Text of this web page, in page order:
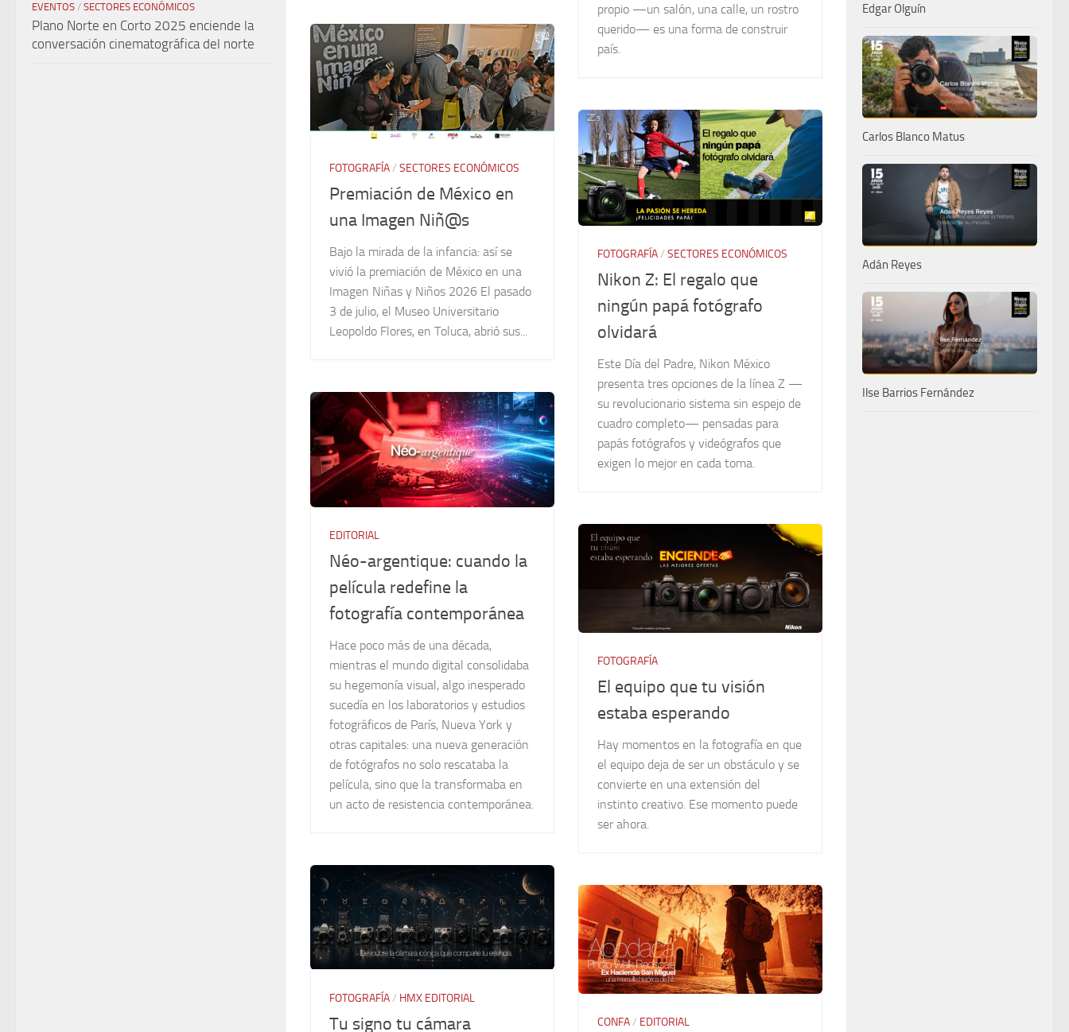
propio —un salón, una calle, un rostro
querido— es una forma de construir
país.
FOTOGRAFÍA/ SECTORES ECONÓMICOS
Premiación de México en
una Imagen Niñ@s
Bajo la mirada de la infancia: así se
vivió la premiación de México en una
Imagen Niñas y Niños 2026 El pasado
3 de julio, el Museo Universitario
Leopoldo Flores, en Toluca, abrió sus...
FOTOGRAFÍA/ SECTORES ECONÓMICOS
Nikon Z: El regalo que
ningún papá fotógrafo
olvidará
Este Día del Padre, Nikon México
presenta tres opciones de la línea Z —
su revolucionario sistema sin espejo de
cuadro completo— pensadas para
papás fotógrafos y videógrafos que
exigen lo mejor en cada toma.
EDITORIAL
Néo-argentique: cuando la
película redefine la
fotografía contemporánea
Hace poco más de una década,
mientras el mundo digital consolidaba
su hegemonía visual, algo inesperado
sucedía en los laboratorios y estudios
fotográficos de París, Nueva York y
otras capitales: una nueva generación
de fotógrafos no solo rescataba la
película, sino que la transformaba en
un acto de resistencia contemporánea.
FOTOGRAFÍA
El equipo que tu visión
estaba esperando
Hay momentos en la fotografía en que
el equipo deja de ser un obstáculo y se
convierte en una extensión del
instinto creativo. Ese momento puede
ser ahora.
FOTOGRAFÍA/ HMX EDITORIAL
Tu signo tu cámara CONFA/ EDITORIAL
EVENTOS / SECTORES ECONÓMICOS
Plano Norte en Corto 2025 enciende la
conversación cinematográfica del norte
Edgar Olguín
Carlos Blanco Matus
Adán Reyes
Ilse Barrios Fernández